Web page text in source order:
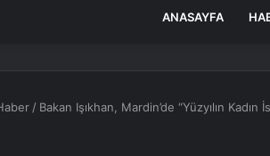
ANASAYFA
/ Bakan Işıkhan, Mardin’de “Yüzyılın